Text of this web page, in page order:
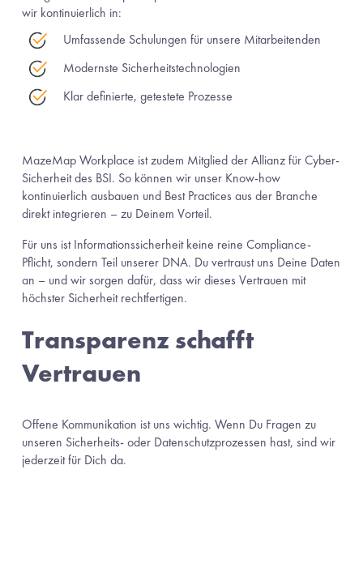
wir kontinuierlich in:
Umfassende Schulungen für unsere Mitarbeitenden
Modernste Sicherheitstechnologien
Klar definierte, getestete Prozesse
MazeMap Workplace ist zudem Mitglied der Allianz für Cyber-
Sicherheit des BSI. So können wir unser Know-how
kontinuierlich ausbauen und Best Practices aus der Branche
direkt integrieren – zu Deinem Vorteil.
Für uns ist Informationssicherheit keine reine Compliance-
Pflicht, sondern Teil unserer DNA. Du vertraust uns Deine Daten
an – und wir sorgen dafür, dass wir dieses Vertrauen mit
höchster Sicherheit rechtfertigen.
Transparenz schafft
Vertrauen
Offene Kommunikation ist uns wichtig. Wenn Du Fragen zu
unseren Sicherheits- oder Datenschutzprozessen hast, sind wir
jederzeit für Dich da.